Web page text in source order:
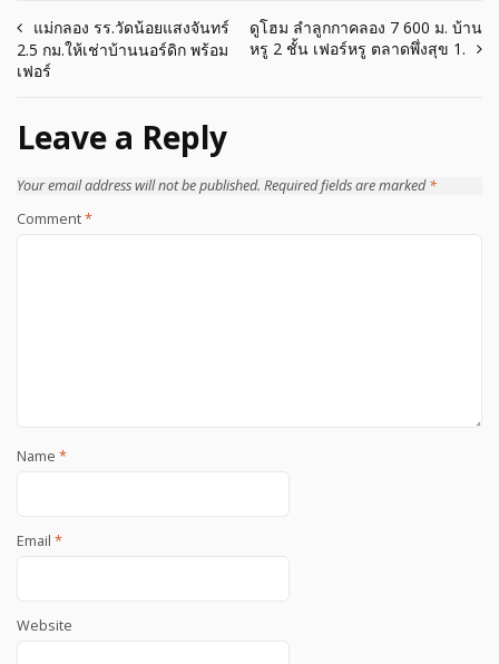
Post
navigation
แม่กลอง รร.วัดน้อยแสงจันทร์
2.5 กม.ให้เช่าบ้านนอร์ดิก พร้อม
เฟอร์
ดูโฮม ลำลูกกาคลอง 7 600 ม. บ้าน
หรู 2 ชั้น เฟอร์หรู ตลาดพึ่งสุข 1.
Leave a Reply
Your email address will not be published. Required fields are marked*
Comment*
Name *
Email *
Website